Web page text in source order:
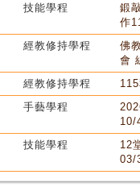
技能學程
鍛
作
經教修持學程
佛
會
經教修持學程
手藝學程
10/
技能學程
12
03/